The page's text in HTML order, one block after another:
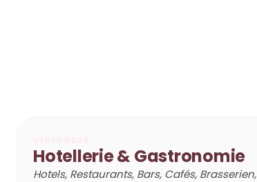
Hotellerie & Gastronomie
Hotels, Restaurants, Bars, Cafés, Brasserien,